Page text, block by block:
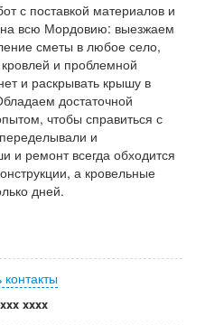
с поставкой материалов и
на всю Мордовию: выезжаем
сметы в любое село,
и проблемной
и раскрывать крышу в
достаточной
чтобы справиться с
и
и ремонт всегда обходится
а кровельные
дней.
контакты
xxxx